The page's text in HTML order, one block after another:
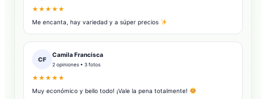
★★★★★
Me encanta, hay variedad y a súper precios
CF
Camila Francisca
2 opiniones • 3 fotos
★★★★★
Muy económico y bello todo! ¡Vale la pena totalmente!